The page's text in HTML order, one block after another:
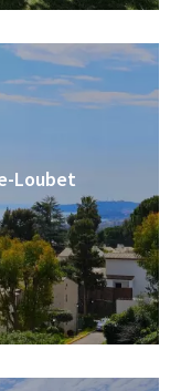
Loubet